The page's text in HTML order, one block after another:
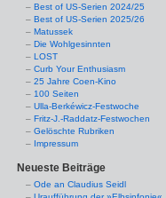
Best of US-Serien 2024/25
Best of US-Serien 2025/26
Matussek
Die Wohlgesinnten
LOST
Curb Your Enthusiasm
25 Jahre Coen-Kino
100 Seiten
Ulla-Berkéwicz-Festwoche
Fritz-J.-Raddatz-Festwochen
Gelöschte Rubriken
Impressum
Neueste Beiträge
Ode an Claudius Seidl